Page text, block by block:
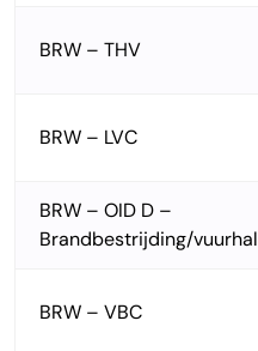
BRW – THV
BRW – LVC
BRW – OID D –
Brandbestrijding/vuurhal
BRW – VBC